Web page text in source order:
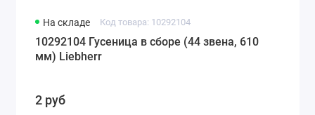
На складе Код товара: 10292104
10292104 Гусеница в сборе (44 звена, 610
мм) Liebherr
2 руб